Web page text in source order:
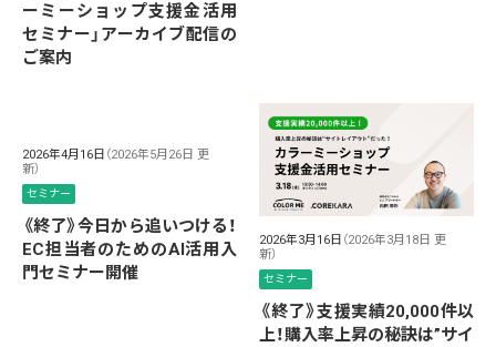
ーミーショップ支援金活用
セミナー」アーカイブ配信の
ご案内
2026年4月16日 （2026年5月26日 更
新）
セミナー
《終了》今日から追いつける！
EC担当者のためのAI活用入
門セミナー開催
2026年3月16日 （2026年3月18日 更
新）
セミナー
《終了》支援実績20,000件以
上！購入率上昇の秘訣は”サイ